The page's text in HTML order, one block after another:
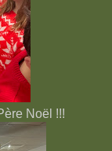
Noël !!!